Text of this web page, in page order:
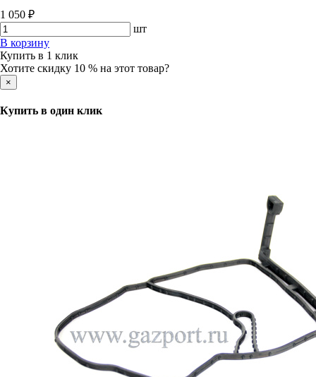
1 050 ₽
шт
В корзину
Купить в 1 клик
Хотите скидку 10 % на этот товар?
×
Купить в один клик